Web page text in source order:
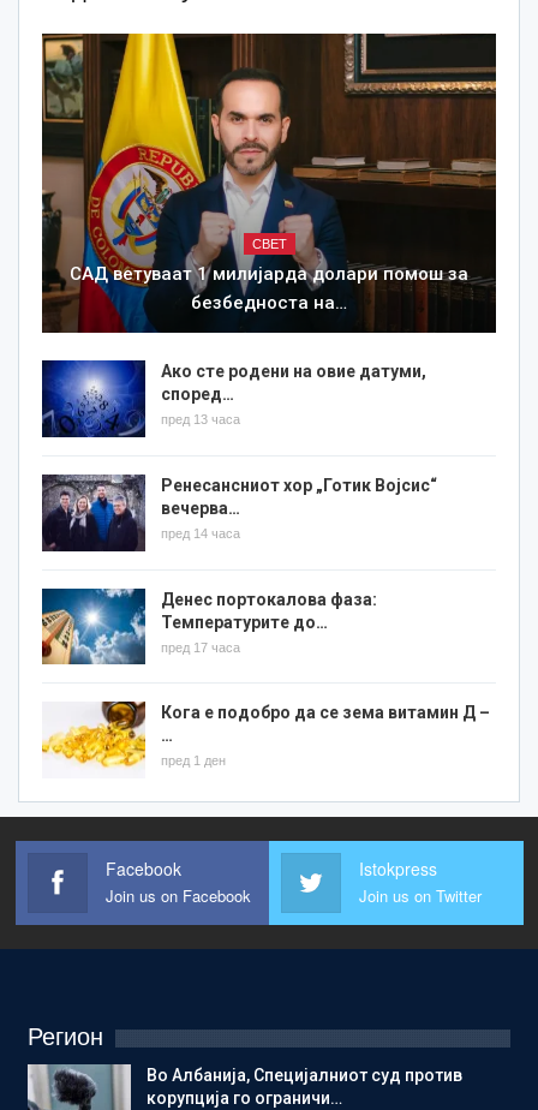
СВЕТ
САД ветуваат 1 милијарда долари помош за
безбедноста на…
Ако сте родени на овие датуми,
според…
пред 13 часа
Ренесансниот хор „Готик Војсис“
вечерва…
пред 14 часа
Денес портокалова фаза:
Температурите до…
пред 17 часа
Кога е подобро да се зема витамин Д –
…
пред 1 ден
Facebook
Join us on Facebook
Istokpress
Join us on Twitter
Регион
Во Албанија, Специјалниот суд против
корупција го ограничи…